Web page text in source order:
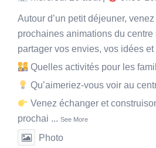
Autour d’un petit déjeuner,
prochaines animations du centre
partager vos envies, vos idées
Quelles activités pour les
Qu’aimeriez-vous voir au
Venez échanger et
prochai ... See More
Photo